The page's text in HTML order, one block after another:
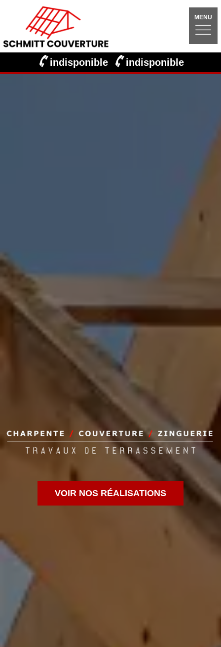
MENU
indisponible indisponible
VOIR NOS RÉALISATIONS